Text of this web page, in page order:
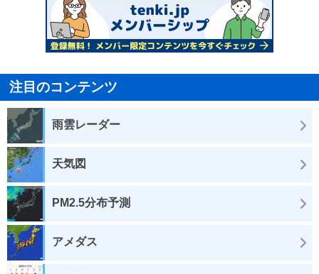
注目のコンテンツ
雨雲レーダー
天気図
PM2.5分布予測
アメダス